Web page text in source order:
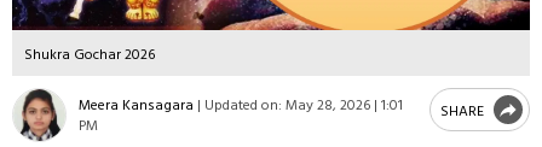
Shukra Gochar 2026
Meera Kansagara | Updated on: May 28, 2026 | 1:01
PM
SHARE